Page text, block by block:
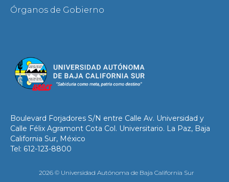
Órganos de Gobierno
Boulevard Forjadores S/N entre Calle Av. Universidad y
Calle Félix Agramont Cota Col. Universitario. La Paz, Baja
California Sur, México
Tel: 612-123-8800
2026 © Universidad Autónoma de Baja California Sur